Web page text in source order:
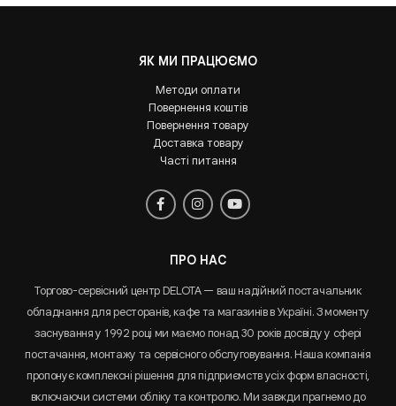
ЯК МИ ПРАЦЮЄМО
Методи оплати
Повернення коштів
Повернення товару
Доставка товару
Часті питання
ПРО НАС
Торгово-сервісний центр DELOTA — ваш надійний постачальник
обладнання для ресторанів, кафе та магазинів в Україні. З моменту
заснування у 1992 році ми маємо понад 30 років досвіду у сфері
постачання, монтажу та сервісного обслуговування. Наша компанія
пропонує комплексні рішення для підприємств усіх форм власності,
включаючи системи обліку та контролю. Ми завжди прагнемо до